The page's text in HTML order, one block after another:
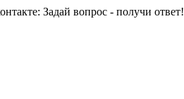
Задай вопрос - получи ответ!